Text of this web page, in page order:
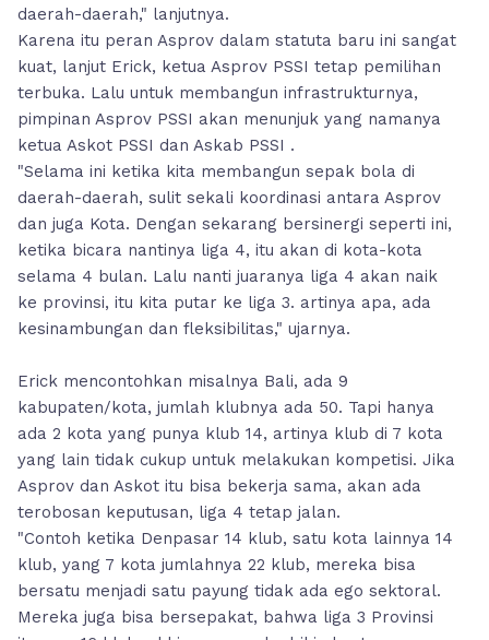
daerah-daerah," lanjutnya.
Karena itu peran Asprov dalam statuta baru ini sangat
kuat, lanjut Erick, ketua Asprov PSSI tetap pemilihan
terbuka. Lalu untuk membangun infrastrukturnya,
pimpinan Asprov PSSI akan menunjuk yang namanya
ketua Askot PSSI dan Askab PSSI .
"Selama ini ketika kita membangun sepak bola di
daerah-daerah, sulit sekali koordinasi antara Asprov
dan juga Kota. Dengan sekarang bersinergi seperti ini,
ketika bicara nantinya liga 4, itu akan di kota-kota
selama 4 bulan. Lalu nanti juaranya liga 4 akan naik
ke provinsi, itu kita putar ke liga 3. artinya apa, ada
kesinambungan dan fleksibilitas," ujarnya.
Erick mencontohkan misalnya Bali, ada 9
kabupaten/kota, jumlah klubnya ada 50. Tapi hanya
ada 2 kota yang punya klub 14, artinya klub di 7 kota
yang lain tidak cukup untuk melakukan kompetisi. Jika
Asprov dan Askot itu bisa bekerja sama, akan ada
terobosan keputusan, liga 4 tetap jalan.
"Contoh ketika Denpasar 14 klub, satu kota lainnya 14
klub, yang 7 kota jumlahnya 22 klub, mereka bisa
bersatu menjadi satu payung tidak ada ego sektoral.
Mereka juga bisa bersepakat, bahwa liga 3 Provinsi